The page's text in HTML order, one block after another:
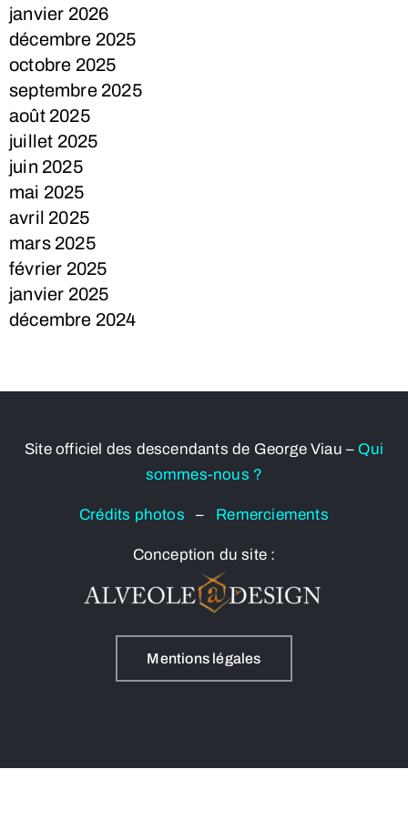
janvier 2026
décembre 2025
octobre 2025
septembre 2025
août 2025
juillet 2025
juin 2025
mai 2025
avril 2025
mars 2025
février 2025
janvier 2025
décembre 2024
Site officiel des descendants de George Viau – Qui
sommes-nous ?
Crédits photos– Remerciements
Conception du site :
Mentions légales